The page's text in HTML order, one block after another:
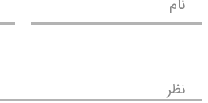
نام
نظر